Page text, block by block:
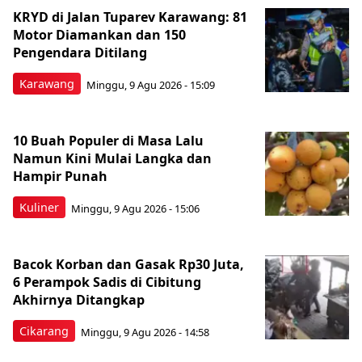
Karawang
KRYD di Jalan Tuparev Karawang: 81
Motor Diamankan dan 150
Pengendara Ditilang
Minggu, 9 Agu 2026 - 15:09
Kuliner
10 Buah Populer di Masa Lalu
Namun Kini Mulai Langka dan
Hampir Punah
Minggu, 9 Agu 2026 - 15:06
Cikarang
Bacok Korban dan Gasak Rp30 Juta,
6 Perampok Sadis di Cibitung
Akhirnya Ditangkap
Minggu, 9 Agu 2026 - 14:58